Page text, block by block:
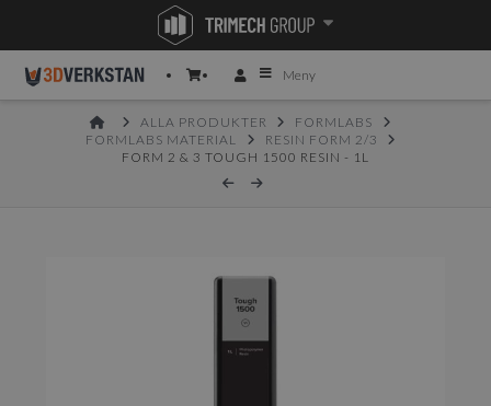
Meny
HOMEALLA PRODUKTER
FORMLABS
FORMLABS MATERIAL
RESIN FORM 2/3
FORM 2 & 3 TOUGH 1500 RESIN - 1L